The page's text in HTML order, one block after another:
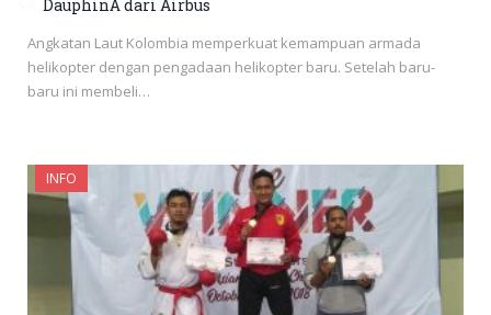
DauphinÂ dari Airbus
Angkatan Laut Kolombia memperkuat kemampuan armada
helikopter dengan pengadaan helikopter baru. Setelah baru-
baru ini membeli…
INFO